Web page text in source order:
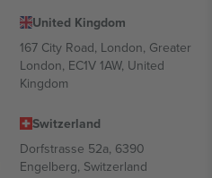
United Kingdom
167 City Road, London, Greater
London, EC1V 1AW, United
Kingdom
Switzerland
Dorfstrasse 52a, 6390
Engelberg, Switzerland